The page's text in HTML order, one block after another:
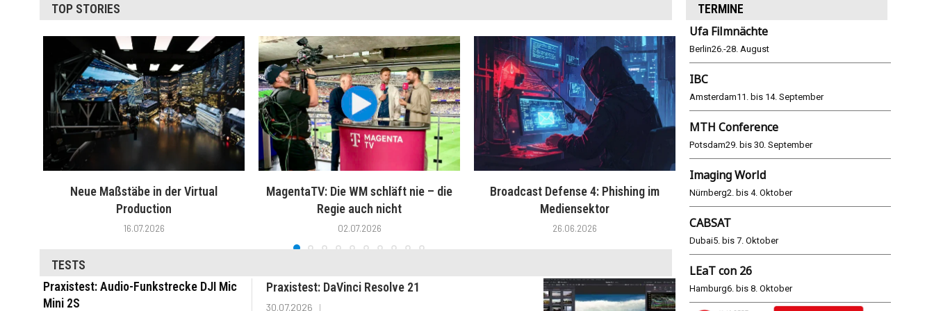
TOP STORIES
Neue Maßstäbe in der Virtual
Production
16.07.2026
MagentaTV: Die WM schläft nie – die
Regie auch nicht
02.07.2026
Broadcast Defense 4: Phishing im
Mediensektor
26.06.2026
WM 2026: ARD und ZDF im Remote-
Modus
TESTS
Praxistest: Audio-Funkstrecke DJI Mic
Mini 2S
Praxistest: DaVinci Resolve 21
30.07.2026
TERMINE
Ufa Filmnächte
Berlin26.-28. August
IBC
Amsterdam11. bis 14. September
MTH Conference
Potsdam29. bis 30. September
Imaging World
Nürnberg2. bis 4. Oktober
CABSAT
Dubai5. bis 7. Oktober
LEaT con 26
Hamburg6. bis 8. Oktober